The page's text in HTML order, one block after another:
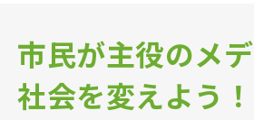
市民が主役のメ
社会を変えよう！